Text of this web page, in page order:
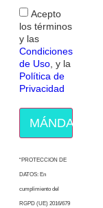
Acepto
los términos
y las
Condiciones
de Uso, y la
Política de
Privacidad
MÁNDAME
“PROTECCION DE
DATOS: En
cumplimiento del
RGPD (UE) 2016/679